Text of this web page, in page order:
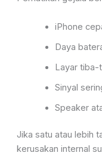
iPhone
Daya
Layar tiba-
Sinyal
Speaker
Jika satu atau lebih
kerusakan internal